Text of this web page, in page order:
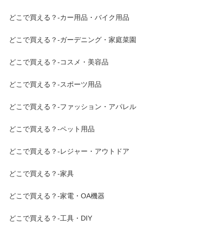
どこで買える？-カー用品・バイク用品
どこで買える？-ガーデニング・家庭菜園
どこで買える？-コスメ・美容品
どこで買える？-スポーツ用品
どこで買える？-ファッション・アパレル
どこで買える？-ペット用品
どこで買える？-レジャー・アウトドア
どこで買える？-家具
どこで買える？-家電・OA機器
どこで買える？-工具・DIY